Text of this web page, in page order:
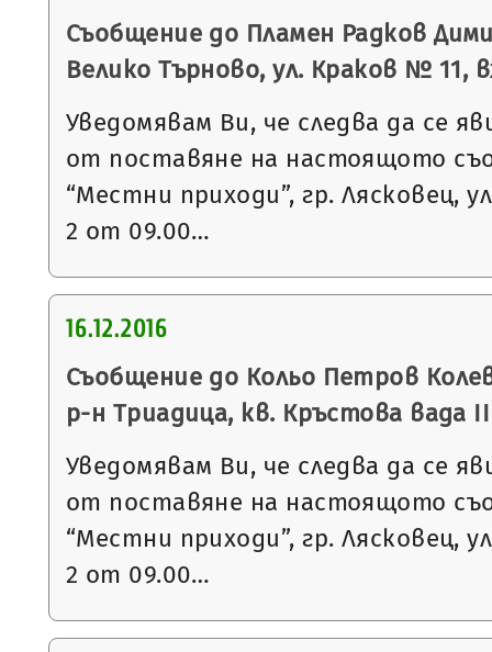
Съобщение до Пламен Радков
Велико Търново, ул. Краков № 11,
Уведомявам Ви, че следва да се
от поставяне на настоящото
“Местни приходи”, гр. Лясковец,
2 от 09.00…
16.12.2016
Съобщение до Кольо Петров
р-н Триадица, кв. Кръстова вада
Уведомявам Ви, че следва да се
от поставяне на настоящото
“Местни приходи”, гр. Лясковец,
2 от 09.00…